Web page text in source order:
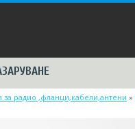
за радио ,фланци,кабели,антени »